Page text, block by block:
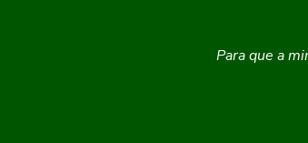
Para que a